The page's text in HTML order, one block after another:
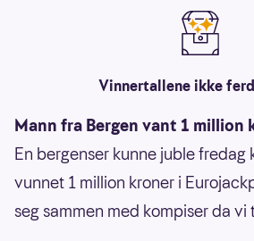
Vinnertallene ikke
Mann fra Bergen vant 1 million
En bergenser kunne juble fredag
vunnet 1 million kroner i
seg sammen med kompiser da vi